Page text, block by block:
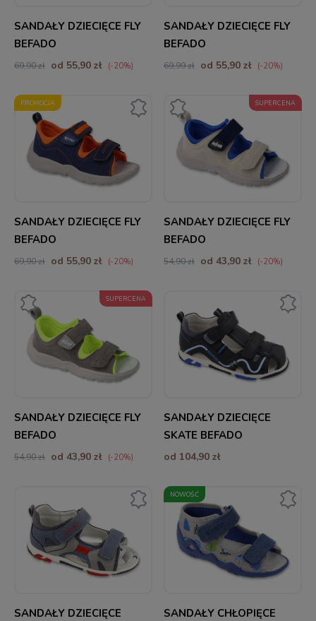
SANDAŁY DZIECIĘCE FLY
BEFADO
69,90 zł od 55,90 zł (-20%)
SANDAŁY DZIECIĘCE FLY
BEFADO
69,99 zł od 55,90 zł (-20%)
SANDAŁY DZIECIĘCE FLY
BEFADO
69,90 zł od 55,90 zł (-20%)
PROMOCJA
SANDAŁY DZIECIĘCE FLY
BEFADO
54,90 zł od 43,90 zł (-20%)
SUPERCENA
SANDAŁY DZIECIĘCE FLY
BEFADO
54,90 zł od 43,90 zł (-20%)
SUPERCENA
SANDAŁY DZIECIĘCE
SKATE BEFADO
od 104,90 zł
SANDAŁY DZIECIĘCE
SANDAŁY CHŁOPIĘCE
NOWOŚĆ